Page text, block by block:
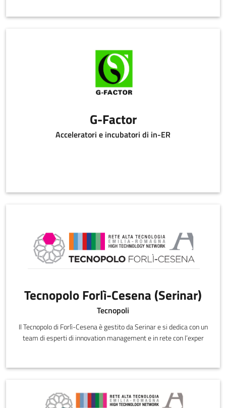
G-Factor
Acceleratori e incubatori di in-ER
Tecnopolo Forlì-Cesena (Serinar)
Tecnopoli
Il Tecnopolo di Forlì-Cesena è gestito da Serinar e si dedica con un
team di esperti di innovation management e in rete con l’exper